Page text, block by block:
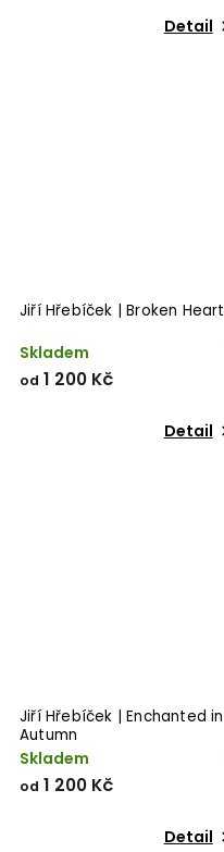
Detail
Jiří Hřebíček | Broken Heart
Skladem
od 1 200 Kč
Detail
Jiří Hřebíček | Enchanted in
Autumn
Skladem
od 1 200 Kč
Detail